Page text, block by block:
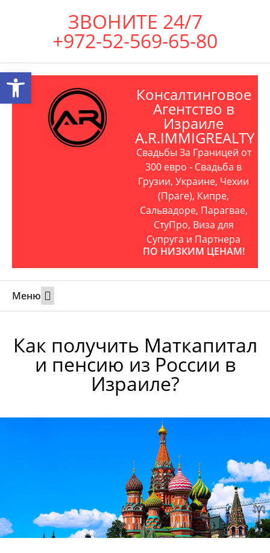
ЗВОНИТЕ 24/7
+972-52-569-65-80
Консалтинговое
Агентство в
Израиле
A.R.IMMIGREALTY
Свадьбы За Границей от
300 евро - Свадьба в
Грузии, Украине, Чехии
(Праге), Кипре,
Сальвадоре, Парагвае,
СтуПро, Виза для
Супруга и Партнера
ПО НИЗКИМ ЦЕНАМ!
Меню
Как получить Маткапитал
и пенсию из России в
Израиле?
Открыть панель инструментов